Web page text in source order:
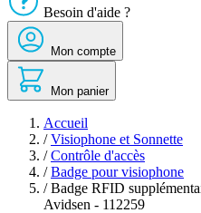
-
économie
d'énergie
Sécurité
Confort
de
maison
Seconde
vie
Bons
plans
Besoin d'aide ?
Mon compte
Mon panier
Accueil
/ Visiophone et Sonnette
/ Contrôle d'accès
/ Badge pour visiophone
/ Badge RFID
Avidsen - 112259